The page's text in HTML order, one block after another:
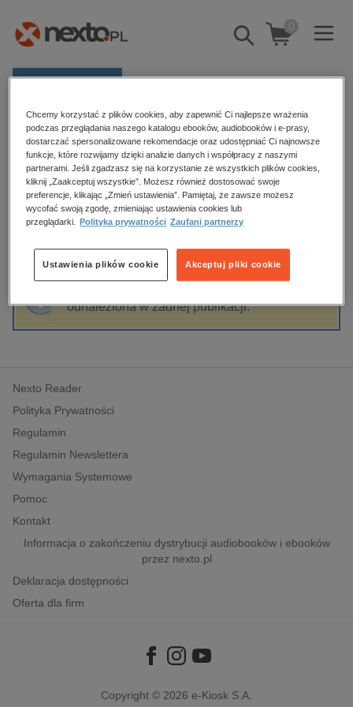
Pokaż/schowaj
wyszukiwarkę
0
Kategorie
Zobacz wszystkie E-prasa
budownictwo, aranżacja wnętrz
biznesowe, branżowe, gospodarka
dzienniki
edukacja
hobby, sport, rozrywka
komputery, internet, technologie, informatyka
polityka, społeczno-informacyjne
psychologiczne
inne
popularno-naukowe
historia
Strona główna Julita Zawadzka
Julita Zawadzka
Sortowanie Filtrowanie
odnaleziona w żadnej publikacji.
Nexto Reader
Polityka Prywatności
Regulamin
Regulamin Newslettera
Wymagania Systemowe
Pomoc
Kontakt
Informacja o zakończeniu dystrybucji audiobooków i ebooków
przez nexto.pl
Deklaracja dostępności
Oferta dla firm
Copyright © 2026 e-Kiosk S.A.
Chcemy korzystać z plików cookies, aby zapewnić Ci najlepsze wrażenia
podczas przeglądania naszego katalogu ebooków, audiobooków i e-prasy,
dostarczać spersonalizowane rekomendacje oraz udostępniać Ci najnowsze
funkcje, które rozwijamy dzięki analizie danych i współpracy z naszymi
partnerami. Jeśli zgadzasz się na korzystanie ze wszystkich plików cookies,
kliknij „Zaakceptuj wszystkie”. Możesz również dostosować swoje
preferencje, klikając „Zmień ustawienia”. Pamiętaj, że zawsze możesz
wycofać swoją zgodę, zmieniając ustawienia cookies lub
przeglądarki.
Polityka prywatności Zaufani partnerzy
Akceptuj pliki cookie
Ustawienia plików cookie